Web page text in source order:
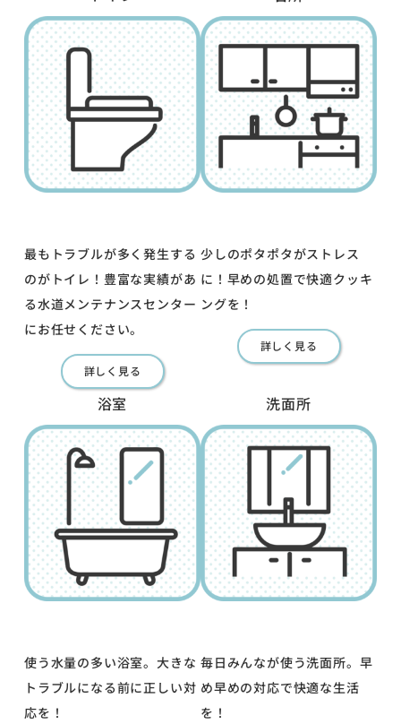
最もトラブルが多く発生する
のがトイレ！豊富な実績があ
る水道メンテナンスセンター
にお任せください。
詳しく見る
少しのポタポタがストレス
に！早めの処置で快適クッキ
ングを！
詳しく見る
浴室
使う水量の多い浴室。大きな
トラブルになる前に正しい対
応を！
洗面所
毎日みんなが使う洗面所。早
め早めの対応で快適な生活
を！